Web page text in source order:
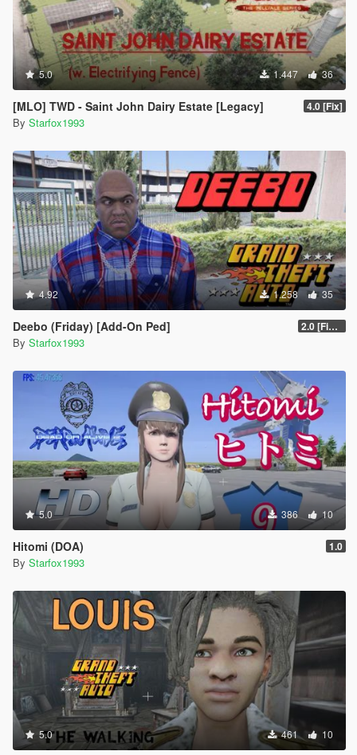
5.0 1.447 36
[MLO] TWD - Saint John Dairy Estate [Legacy] 4.0 [Fix]
By Starfox1993
4.92 1.258 35
Deebo (Friday) [Add-On Ped] 2.0 [Final]
By Starfox1993
5.0 386 10
Hitomi (DOA) 1.0
By Starfox1993
5.0 461 10